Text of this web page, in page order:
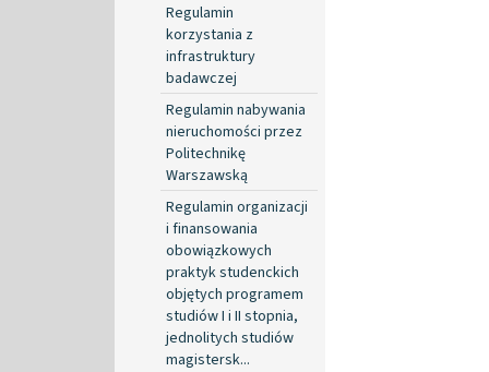
Regulamin
korzystania z
infrastruktury
badawczej
Regulamin nabywania
nieruchomości przez
Politechnikę
Warszawską
Regulamin organizacji
i finansowania
obowiązkowych
praktyk studenckich
objętych programem
studiów I i II stopnia,
jednolitych studiów
magistersk...